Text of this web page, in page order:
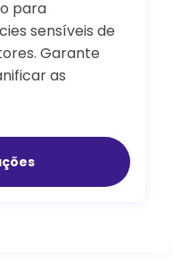
para
sensíveis de
Garante
as